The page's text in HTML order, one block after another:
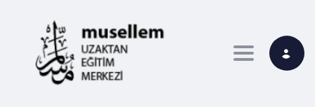
Toggle